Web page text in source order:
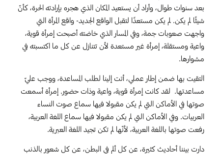
بعد سنوات طوال، وأراد أن يستعيد المكان الذي هجره بإرادته الحرة، كأنّ
شيئًا لم يكن. لم يكن مستعدًا لتقبل الواقع الجديد- واقع المرأة التي
واجهت صعوبات جمة، وفي المسار الذي خاضته أصبحت إمرأة قوية،
واعية ومستقلة، إمرأة غير مستعدة لأن تتنازل عن كل ما اكتسبته في
مشوارها.
التقيت بها ضمن إطار عملي، أتت إلينا لطلب المساعدة، ووجب عليّ
مساعدتها. لقد كانت إمرأة قوية، واعية وذات حضور. إمرأة أسمعت
صوتها في الأماكن التي لم يكن مقبولا فيها سماع صوت النساء
العربيات. وفي الأماكن التي لم يكن مقبولا فيها سماع اللغة العربية،
رفعت صوتها باللغة العربية، لأنّها لم تكن تجيد اللغة العبرية.
دارت بيننا أحاديث كثيرة، عن كل ألم في البطن، عن كل شعور بالذنب